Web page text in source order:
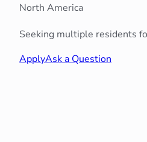
North America
Seeking multiple residents
ApplyAsk a Question